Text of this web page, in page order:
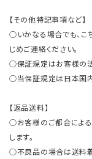
【その他特記事項など】
○いかなる場合でも、こ
じめご連絡ください。
○保証規定はお客様の
○当保証規定は日本国
【返品送料】
○お客様のご都合によ
します。
○不良品の場合は送料